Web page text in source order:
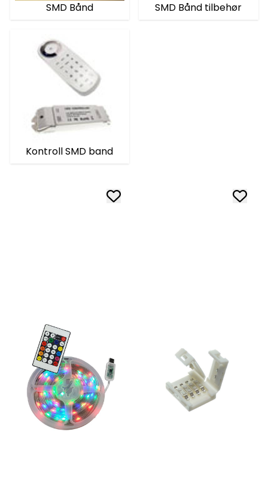
SMD Bånd SMD Bånd tilbehør
Kontroll SMD band